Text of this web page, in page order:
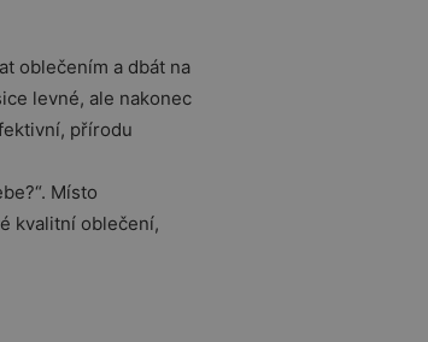
oblečením a dbát na
levné, ale nakonec
přírodu
Místo
kvalitní oblečení,